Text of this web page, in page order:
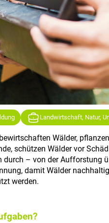
Landwirtschaft, Natur,
Wälder,
schützen Wälder vor
durch – von der Aufforstung
damit Wälder nachhaltig
werden.